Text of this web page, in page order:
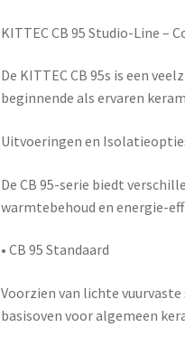
KITTEC CB 95 Studio-Line
De KITTEC CB 95s is een
beginnende als ervaren
Uitvoeringen en
De CB 95-serie biedt
warmtebehoud en energie-
•CB 95 Standaard
Voorzien van lichte
basisoven voor algemeen